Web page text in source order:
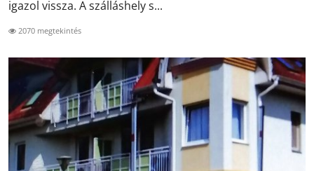
igazol vissza. A szálláshely s...
2070 megtekintés